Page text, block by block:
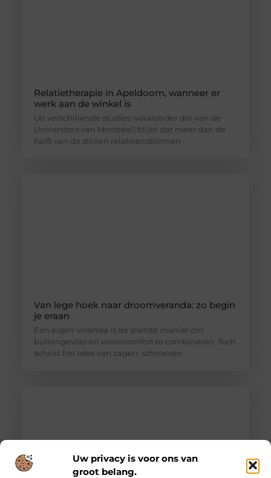
Uw privacy is voor ons van
groot belang.
Relatietherapie in Apeldoorn, wanneer er
werk aan de winkel is
Uit verschillende studies (waaronder die van de
Universiteit van Montréal) blijkt dat meer dan de
helft van de stellen relatieproblemen
Van lege hoek naar droomveranda: zo begin
je eraan
Een eigen veranda is de snelste manier om
buitengevoel en wooncomfort te combineren. Toch
schrikt het idee van zagen, schroeven